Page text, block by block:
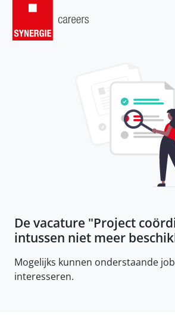
De vacature "Project
intussen niet meer
Mogelijks kunnen onderstaande
interesseren.